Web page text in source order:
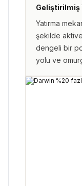
Geliştirilmiş
Yatırma
şekilde
dengeli bir
yolu ve